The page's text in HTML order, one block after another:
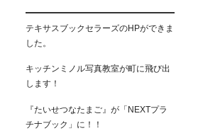
テキサスブックセラーズのHPができま
した。
キッチンミノル写真教室が町に飛び出
します！
『たいせつなたまご』が「NEXTプラ
チナブック」に！！